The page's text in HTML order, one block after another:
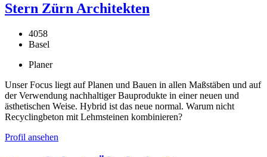
Stern Zürn Architekten
4058
Basel
Planer
Unser Focus liegt auf Planen und Bauen in allen Maßstäben und auf
der Verwendung nachhaltiger Bauprodukte in einer neuen und
ästhetischen Weise. Hybrid ist das neue normal. Warum nicht
Recyclingbeton mit Lehmsteinen kombinieren?
Profil ansehen